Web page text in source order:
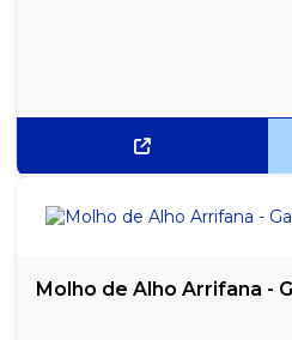
Molho de Alho Arrifana -